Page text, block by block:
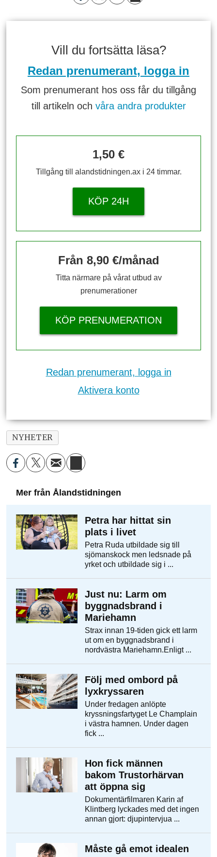
Vill du fortsätta läsa?
Redan prenumerant, logga in
Som prenumerant hos oss får du tillgång
till artikeln och våra andra produkter
1,50 €
Tillgång till alandstidningen.ax i 24 timmar.
KÖP 24H
Från 8,90 €/månad
Titta närmare på vårat utbud av
prenumerationer
KÖP PRENUMERATION
Redan prenumerant, logga in
Aktivera konto
NYHETER